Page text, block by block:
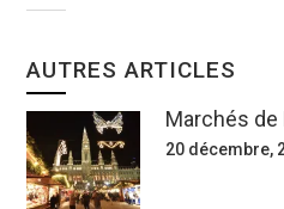
AUTRES ARTICLES
Marchés de
20 décembre,